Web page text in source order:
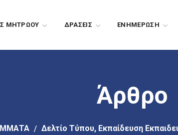
ΜΗΤΡΩΟΥ ΔΡΑΣΕΙΣ EΝΗΜΕΡΩΣΗ
Άρθρο
Δελτίο Τύπου, Εκπαίδευση